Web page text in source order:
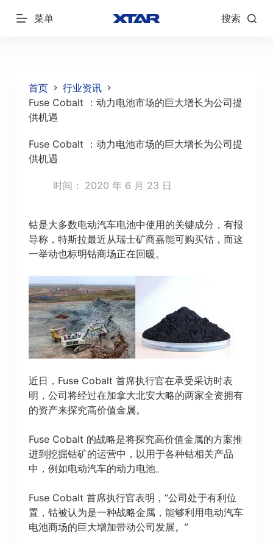
跳
菜单 搜索
首页
行业资讯
Fuse Cobalt ：动力电池市场的巨大增长为公司提
供机遇
Fuse Cobalt ：动力电池市场的巨大增长为公司提
供机遇
时间： 2020 年 6 月 23 日
钴是大多数电动汽车电池中使用的关键成分，有报
导称，特斯拉最近从瑞士矿商嘉能可购买钴，而这
一举动也标明钴商场正在回暖。
近日，Fuse Cobalt 首席执行官在承受采访时表
明，公司将经过在加拿大北安大略的两家全资拥有
的资产来探究高价值金属。
Fuse Cobalt 的战略是将探究高价值金属的方案推
进到挖掘钴矿的运营中，以用于各种钴相关产品
中，例如电动汽车的动力电池。
Fuse Cobalt 首席执行官表明，“公司处于有利位
置，钴被认为是一种战略金属，能够利用电动汽车
电池商场的巨大增加带动公司发展。”